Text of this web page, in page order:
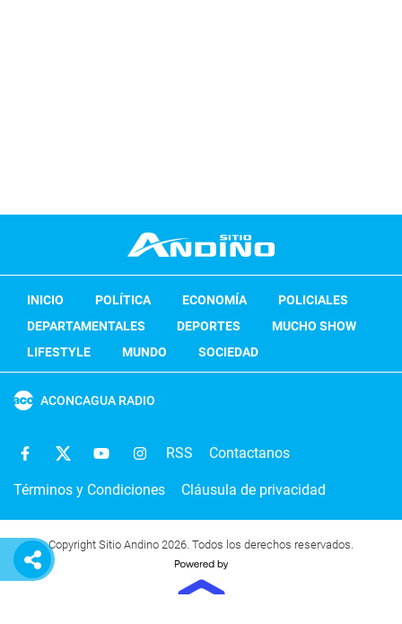
INICIO POLÍTICA ECONOMÍA
POLICIALES
DEPARTAMENTALES
DEPORTES
MUCHO SHOW
LIFESTYLE
MUNDO SOCIEDAD
ACONCAGUA RADIO
RSS Contactanos
Términos y Condiciones Cláusula de privacidad
Copyright Sitio Andino 2026. Todos los derechos reservados.